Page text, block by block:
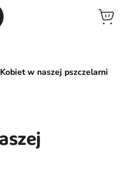
w naszej pszczelarni